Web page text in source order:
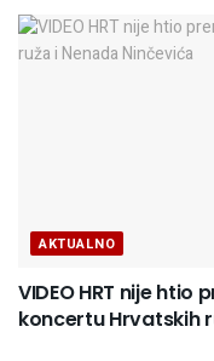
AKTUALNO
VIDEO HRT nije htio
koncertu Hrvatskih